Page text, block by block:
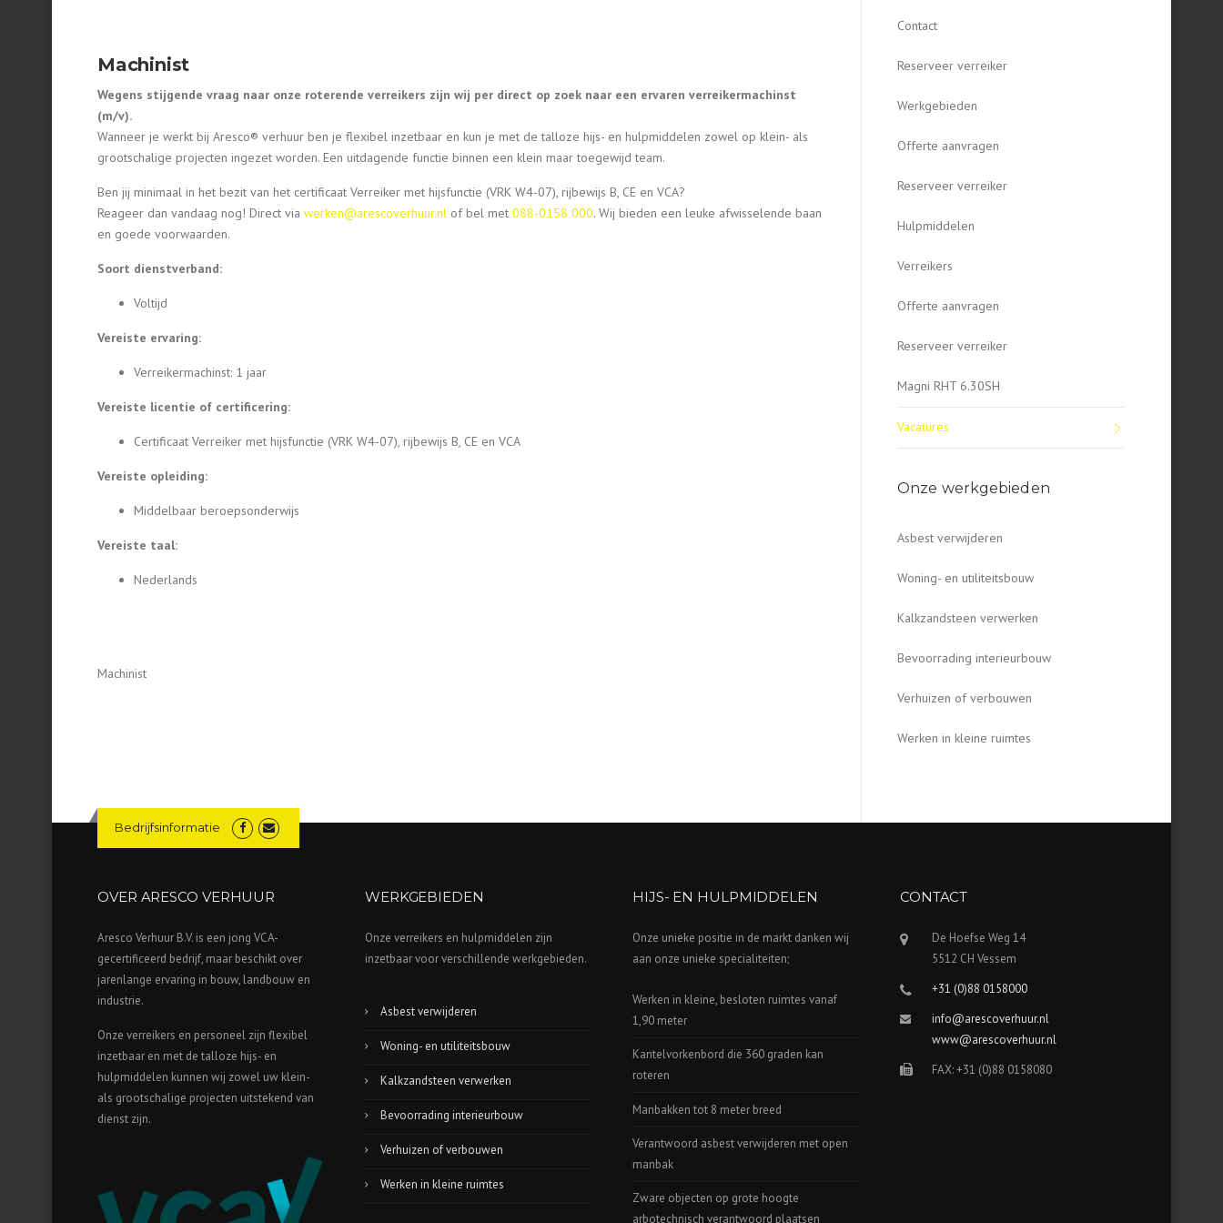
Machinist
Wegens stijgende vraag naar onze roterende verreikers zijn wij per direct op zoek naar een ervaren verreikermachinst
(m/v).
Wanneer je werkt bij Aresco® verhuur ben je flexibel inzetbaar en kun je met de talloze hijs- en hulpmiddelen zowel op klein- als
grootschalige projecten ingezet worden. Een uitdagende functie binnen een klein maar toegewijd team.
Ben jij minimaal in het bezit van het certificaat Verreiker met hijsfunctie (VRK W4-07), rijbewijs B, CE en VCA?
Reageer dan vandaag nog! Direct via werken@arescoverhuur.nl of bel met 088-0158 000. Wij bieden een leuke afwisselende baan
en goede voorwaarden.
Soort dienstverband:
Voltijd
Vereiste ervaring:
Verreikermachinst: 1 jaar
Vereiste licentie of certificering:
Certificaat Verreiker met hijsfunctie (VRK W4-07), rijbewijs B, CE en VCA
Vereiste opleiding:
Middelbaar beroepsonderwijs
Vereiste taal:
Nederlands
Machinist
Contact
Reserveer verreiker
Werkgebieden
Offerte aanvragen
Reserveer verreiker
Hulpmiddelen
Verreikers
Offerte aanvragen
Reserveer verreiker
Magni RHT 6.30SH
Vacatures
Onze werkgebieden
Asbest verwijderen
Woning- en utiliteitsbouw
Kalkzandsteen verwerken
Bevoorrading interieurbouw
Verhuizen of verbouwen
Werken in kleine ruimtes
Bedrijfsinformatie
OVER ARESCO VERHUUR
Aresco Verhuur B.V. is een jong VCA-
gecertificeerd bedrijf, maar beschikt over
jarenlange ervaring in bouw, landbouw en
industrie.
Onze verreikers en personeel zijn flexibel
inzetbaar en met de talloze hijs- en
hulpmiddelen kunnen wij zowel uw klein-
als grootschalige projecten uitstekend van
dienst zijn.
WERKGEBIEDEN
Onze verreikers en hulpmiddelen zijn
inzetbaar voor verschillende werkgebieden.
Asbest verwijderen
Woning- en utiliteitsbouw
Kalkzandsteen verwerken
Bevoorrading interieurbouw
Verhuizen of verbouwen
Werken in kleine ruimtes
HIJS- EN HULPMIDDELEN
Onze unieke positie in de markt danken wij
aan onze unieke specialiteiten;
Werken in kleine, besloten ruimtes vanaf
1,90 meter
Kantelvorkenbord die 360 graden kan
roteren
Manbakken tot 8 meter breed
Verantwoord asbest verwijderen met open
manbak
Zware objecten op grote hoogte
arbotechnisch verantwoord plaatsen
CONTACT
De Hoefse Weg 14
5512 CH Vessem
+31 (0)88 0158000
info@arescoverhuur.nl
www@arescoverhuur.nl
FAX: +31 (0)88 0158080